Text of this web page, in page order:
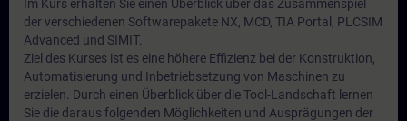
Im Kurs erhalten Sie einen Überblick über das Zusammenspiel
der verschiedenen Softwarepakete NX, MCD, TIA Portal, PLCSIM
Advanced und SIMIT.
Ziel des Kurses ist es eine höhere Effizienz bei der Konstruktion,
Automatisierung und Inbetriebsetzung von Maschinen zu
erzielen. Durch einen Überblick über die Tool-Landschaft lernen
Sie die daraus folgenden Möglichkeiten und Ausprägungen der